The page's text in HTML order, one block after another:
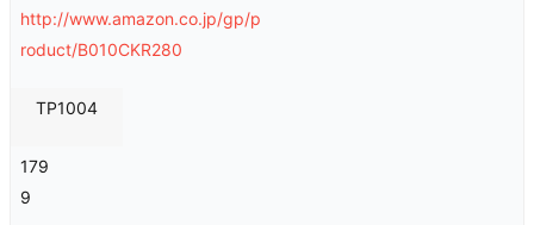
http://www.amazon.co.jp/gp/p
roduct/B010CKR280
TP1004
179
9